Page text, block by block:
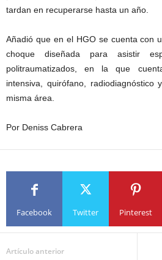
tardan en recuperarse hasta un año.
Añadió que en el HGO se cuenta con
choque diseñada para asistir
politraumatizados, en la que
intensiva, quirófano,
misma área.
Por Deniss Cabrera
Facebook Twitter Pinterest
Artículo anterior